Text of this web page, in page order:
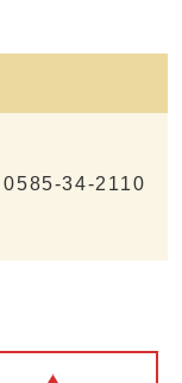
0585-34-2110